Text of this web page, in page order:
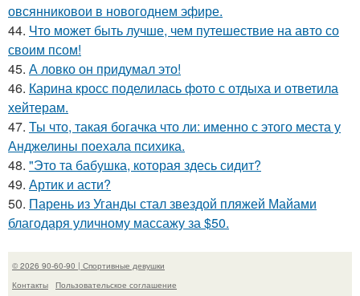
овсянниковои в новогоднем эфире.
44. Что может быть лучше, чем путешествие на авто со
своим псом!
45. А ловко он придумал это!
46. Карина кросс поделилась фото с отдыха и ответила
хейтерам.
47. Ты что, такая богачка что ли: именно с этого места у
Анджелины поехала психика.
48. "Это та бабушка, которая здесь сидит?
49. Артик и асти?
50. Парень из Уганды стал звездой пляжей Майами
благодаря уличному массажу за $50.
© 2026 90-60-90 | Спортивные девушки
Контакты
Пользовательское соглашение